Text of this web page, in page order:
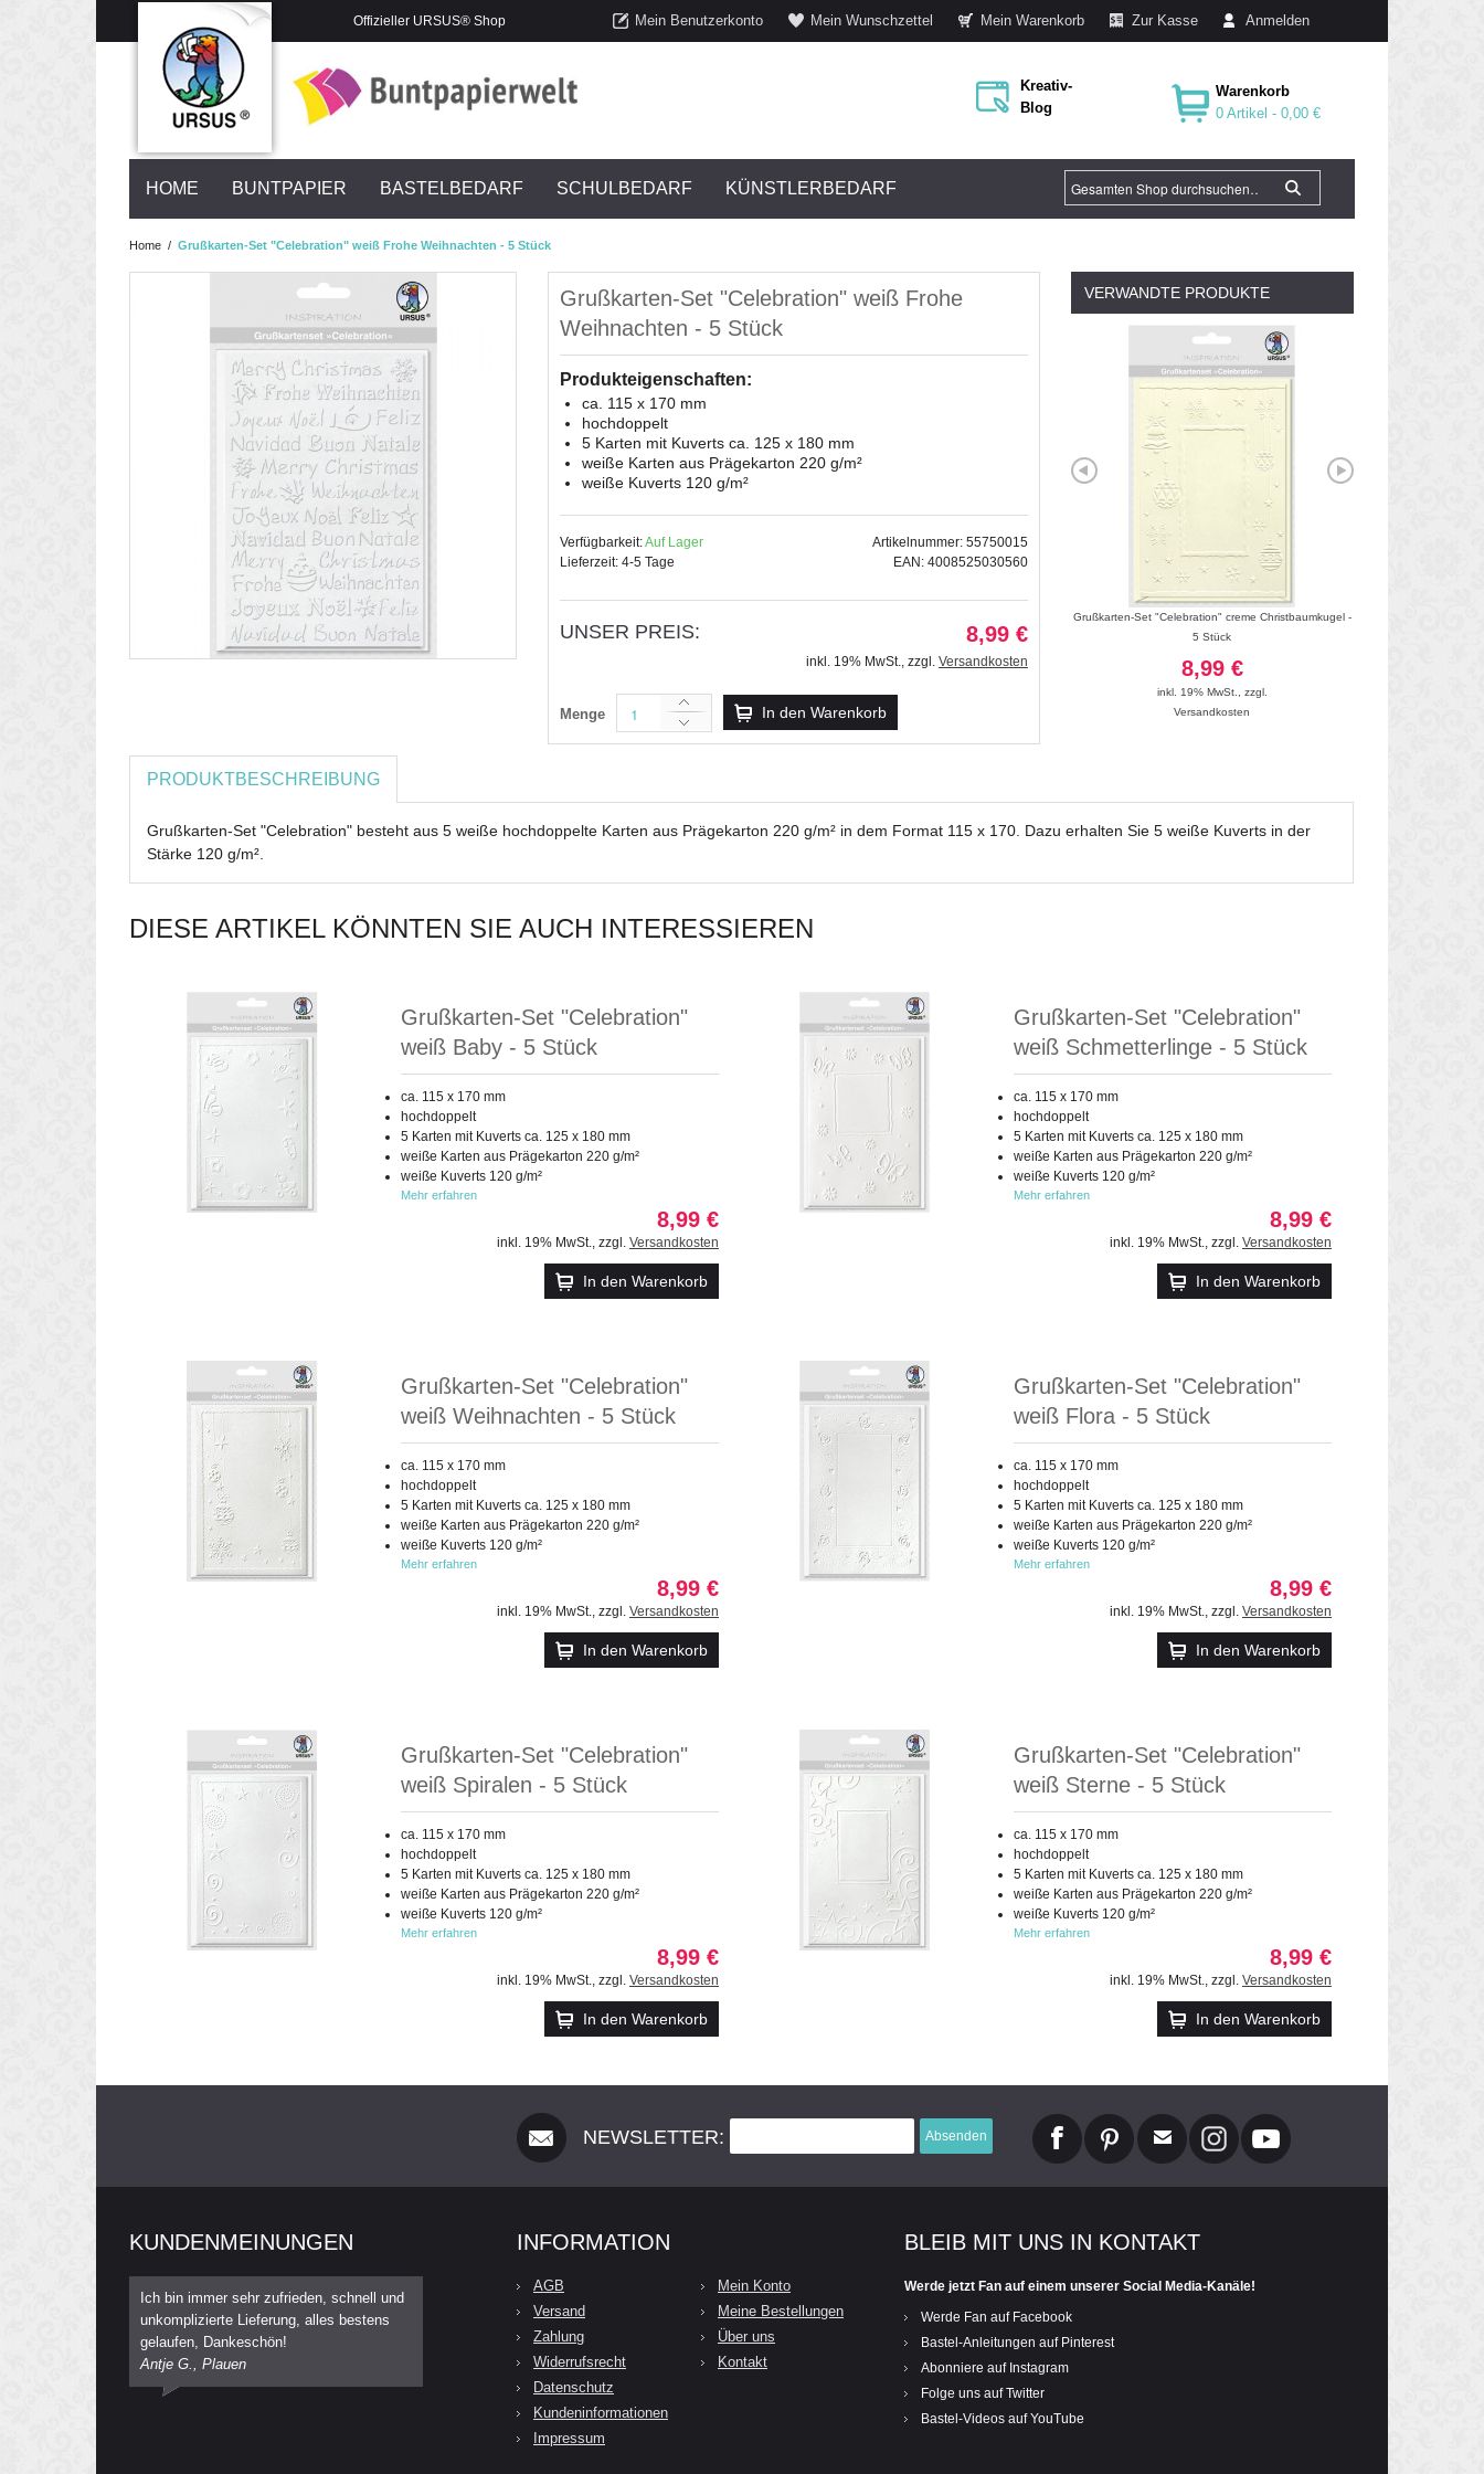
Offizieller URSUS® Shop Mein Benutzerkonto Mein Wunschzettel Mein Warenkorb Zur Kasse Anmelden
Kreativ-
Blog
Warenkorb
0 Artikel -0,00 €
HOME BUNTPAPIER BASTELBEDARF SCHULBEDARF KÜNSTLERBEDARF
Home / Grußkarten-Set "Celebration" weiß Frohe Weihnachten - 5 Stück
Grußkarten-Set "Celebration" weiß Frohe
Weihnachten - 5 Stück
Produkteigenschaften:
ca. 115 x 170 mm
hochdoppelt
5 Karten mit Kuverts ca. 125 x 180 mm
weiße Karten aus Prägekarton 220 g/m²
weiße Kuverts 120 g/m²
Verfügbarkeit:Auf Lager
Lieferzeit: 4-5 Tage
Artikelnummer: 55750015
EAN: 4008525030560
UNSER PREIS: 8,99 €
inkl. 19% MwSt., zzgl. Versandkosten
Menge In den Warenkorb
VERWANDTE PRODUKTE
inkl. 19% MwSt.,zzgl.
Grußkarten-Set "Celebration" creme Christbaumkugel -
5 Stück
8,99 €
inkl. 19% MwSt.
zzgl.
Versandkosten
PRODUKTBESCHREIBUNG
Grußkarten-Set "Celebration" besteht aus 5 weiße hochdoppelte Karten aus Prägekarton 220 g/m² in dem Format 115 x 170. Dazu erhalten Sie 5 weiße Kuverts in der
Stärke 120 g/m².
DIESE ARTIKEL KÖNNTEN SIE AUCH INTERESSIEREN
Grußkarten-Set "Celebration"
weiß Baby - 5 Stück
ca. 115 x 170 mm
hochdoppelt
5 Karten mit Kuverts ca. 125 x 180 mm
weiße Karten aus Prägekarton 220 g/m²
weiße Kuverts 120 g/m²
Mehr erfahren
8,99 €
inkl. 19% MwSt., zzgl. Versandkosten
In den Warenkorb
Grußkarten-Set "Celebration"
weiß Schmetterlinge - 5 Stück
ca. 115 x 170 mm
hochdoppelt
5 Karten mit Kuverts ca. 125 x 180 mm
weiße Karten aus Prägekarton 220 g/m²
weiße Kuverts 120 g/m²
Mehr erfahren
8,99 €
inkl. 19% MwSt., zzgl. Versandkosten
In den Warenkorb
Grußkarten-Set "Celebration"
weiß Weihnachten - 5 Stück
ca. 115 x 170 mm
hochdoppelt
5 Karten mit Kuverts ca. 125 x 180 mm
weiße Karten aus Prägekarton 220 g/m²
weiße Kuverts 120 g/m²
Mehr erfahren
8,99 €
inkl. 19% MwSt., zzgl. Versandkosten
In den Warenkorb
Grußkarten-Set "Celebration"
weiß Flora - 5 Stück
ca. 115 x 170 mm
hochdoppelt
5 Karten mit Kuverts ca. 125 x 180 mm
weiße Karten aus Prägekarton 220 g/m²
weiße Kuverts 120 g/m²
Mehr erfahren
8,99 €
inkl. 19% MwSt., zzgl. Versandkosten
In den Warenkorb
Grußkarten-Set "Celebration"
weiß Spiralen - 5 Stück
ca. 115 x 170 mm
hochdoppelt
5 Karten mit Kuverts ca. 125 x 180 mm
weiße Karten aus Prägekarton 220 g/m²
weiße Kuverts 120 g/m²
Mehr erfahren
8,99 €
inkl. 19% MwSt., zzgl. Versandkosten
In den Warenkorb
Grußkarten-Set "Celebration"
weiß Sterne - 5 Stück
ca. 115 x 170 mm
hochdoppelt
5 Karten mit Kuverts ca. 125 x 180 mm
weiße Karten aus Prägekarton 220 g/m²
weiße Kuverts 120 g/m²
Mehr erfahren
8,99 €
inkl. 19% MwSt., zzgl. Versandkosten
In den Warenkorb
NEWSLETTER: Absenden
KUNDENMEINUNGEN
Ich bin immer sehr zufrieden, schnell und
unkomplizierte Lieferung, alles bestens
gelaufen, Dankeschön!
Antje G., Plauen
INFORMATION
AGB
Versand
Zahlung
Widerrufsrecht
Datenschutz
Kundeninformationen
Impressum
Mein Konto
Meine Bestellungen
Über uns
Kontakt
BLEIB MIT UNS IN KONTAKT
Werde jetzt Fan auf einem unserer Social Media-Kanäle!
Werde Fan auf Facebook
Bastel-Anleitungen auf Pinterest
Abonniere auf Instagram
Folge uns auf Twitter
Bastel-Videos auf YouTube